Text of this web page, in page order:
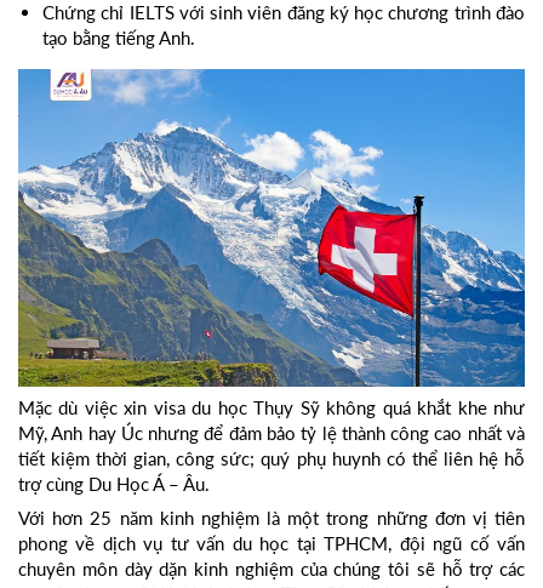
Chứng chỉ IELTS với sinh viên đăng ký học chương trình đào
tạo bằng tiếng Anh.
Mặc dù việc xin visa du học Thụy Sỹ không quá khắt khe như
Mỹ, Anh hay Úc nhưng để đảm bảo tỷ lệ thành công cao nhất và
tiết kiệm thời gian, công sức; quý phụ huynh có thể liên hệ hỗ
trợ cùng Du Học Á – Âu.
Với hơn 25 năm kinh nghiệm là một trong những đơn vị tiên
phong về dịch vụ tư vấn du học tại TPHCM, đội ngũ cố vấn
chuyên môn dày dặn kinh nghiệm của chúng tôi sẽ hỗ trợ các